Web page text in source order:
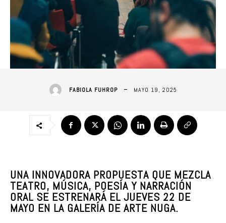
FABIOLA FUHROP MAYO 19, 2025
UNA INNOVADORA PROPUESTA QUE MEZCLA
TEATRO, MÚSICA, POESÍA Y NARRACIÓN
ORAL SE ESTRENARÁ EL JUEVES 22 DE
MAYO EN LA GALERÍA DE ARTE NUGA.